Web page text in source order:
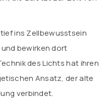
tief ins Zellbewusstsein
bewirken dort
des Lichts hat ihren
Ansatz, der alte
verbindet.